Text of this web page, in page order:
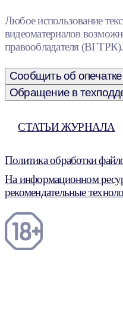
Любое использование
видеоматериалов
правообладателя (ВГТРК).
Сообщить об опечатке
Обращение в
СТАТЬИ ЖУРНАЛА
Политика обработки
На информационном
рекомендательные